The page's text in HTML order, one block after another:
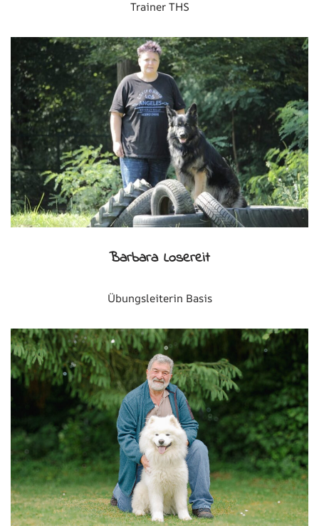
Trainer THS
Barbara Losereit
Übungsleiterin Basis